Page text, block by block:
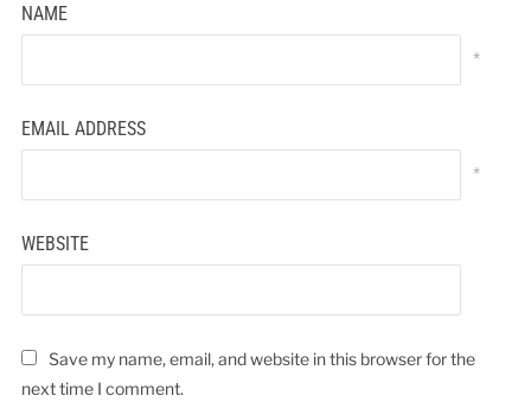
NAME
*
EMAIL ADDRESS
*
WEBSITE
Save my name, email, and website in this browser for the
next time I comment.